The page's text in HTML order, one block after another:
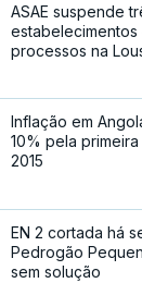
ASAE suspende
estabelecimentos
processos na
Inflação em
10% pela
2015
EN 2 cortada há
Pedrogão
sem solução